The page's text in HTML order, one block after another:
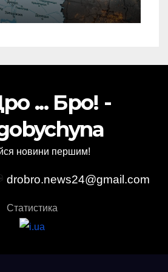
зоні – ЗМІ
... Бро! -
новини першим!
drobro.news24@gmail.com
Статистика